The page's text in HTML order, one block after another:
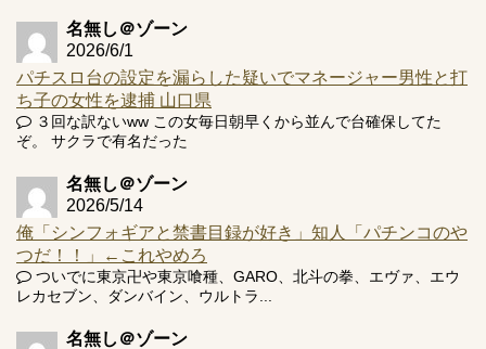
名無し＠ゾーン
2026/6/1
パチスロ台の設定を漏らした疑いでマネージャー男性と打
ち子の女性を逮捕 山口県
３回な訳ないww この女毎日朝早くから並んで台確保してた
ぞ。 サクラで有名だった
名無し＠ゾーン
2026/5/14
俺「シンフォギアと禁書目録が好き」知人「パチンコのや
つだ！！」←これやめろ
ついでに東京卍や東京喰種、GARO、北斗の拳、エヴァ、エウ
レカセブン、ダンバイン、ウルトラ...
名無し＠ゾーン